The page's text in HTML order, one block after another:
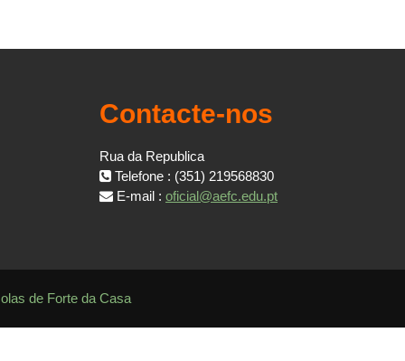
Contacte-nos
Rua da Republica
Telefone : (351) 219568830
E-mail : oficial@aefc.edu.pt
de Forte da Casa